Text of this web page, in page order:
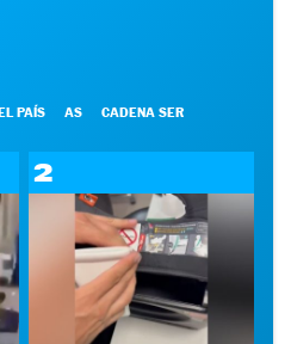
PAÍS AS CADENA SER
2